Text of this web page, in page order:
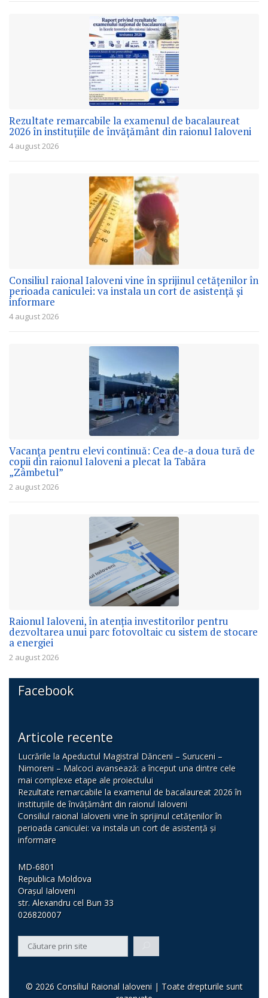
Rezultate remarcabile la examenul de bacalaureat
2026 în instituțiile de învățământ din raionul Ialoveni
4 august 2026
Consiliul raional Ialoveni vine în sprijinul cetățenilor în
perioada caniculei: va instala un cort de asistență și
informare
4 august 2026
Vacanța pentru elevi continuă: Cea de-a doua tură de
copii din raionul Ialoveni a plecat la Tabăra
„Zâmbetul”
2 august 2026
Raionul Ialoveni, în atenția investitorilor pentru
dezvoltarea unui parc fotovoltaic cu sistem de stocare
a energiei
2 august 2026
Facebook
Articole recente
Lucrările la Apeductul Magistral Dănceni – Suruceni –
Nimoreni – Malcoci avansează: a început una dintre cele
mai complexe etape ale proiectului
Rezultate remarcabile la examenul de bacalaureat 2026 în
instituțiile de învățământ din raionul Ialoveni
Consiliul raional Ialoveni vine în sprijinul cetățenilor în
perioada caniculei: va instala un cort de asistență și
informare
MD-6801
Republica Moldova
Orașul Ialoveni
str. Alexandru cel Bun 33
026820007
© 2026 Consiliul Raional Ialoveni | Toate drepturile sunt